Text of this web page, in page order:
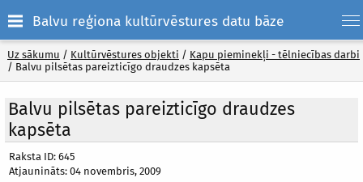
Balvu reģiona kultūrvēstures datu bāze
Uz sākumu / Kultūrvēstures objekti / Kapu pieminekļi - tēlniecības darbi
/ Balvu pilsētas pareizticīgo draudzes kapsēta
Balvu pilsētas pareizticīgo draudzes
kapsēta
Raksta ID: 645
Atjaunināts: 04 novembris, 2009